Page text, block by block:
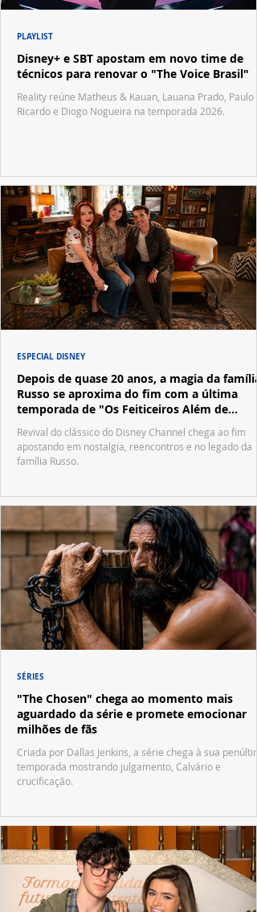
Disney+ e SBT apostam em novo time de
técnicos para renovar o "The Voice Brasil"
Reality reúne Matheus & Kauan, Lauana Prado, Paulo
Ricardo e Diogo Nogueira na temporada 2026.
PLAYLIST
Depois de quase 20 anos, a magia da família
Russo se aproxima do fim com a última
temporada de "Os Feiticeiros Além de
Revival do clássico do Disney Channel chega ao fim
apostando em nostalgia, reencontros e no legado da
família Russo.
ESPECIAL DISNEY
"The Chosen" chega ao momento mais
aguardado da série e promete emocionar
milhões de fãs
Criada por Dallas Jenkins, a série chega à sua
temporada mostrando julgamento, Calvário e
crucificação.
SÉRIES